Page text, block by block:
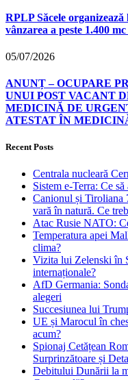
RPLP Săcele
vânzarea a peste 1.400
05/07/2026
ANUNȚ – OCUPARE
UNUI POST VACANT
MEDICINĂ DE
ATESTAT ÎN
Recent Posts
Centrala nucleară
Sistem e-Terra: Ce
Canionul și Tiroliana
vară în natură. Ce
Atac Rusie NATO:
Temperatura apei
clima?
Vizita lui Zelenski în
internaționale?
AfD Germania:
alegeri
Succesiunea lui
UE și Marocul în
acum?
Spionaj Cetățean
Surprinzătoare și
Debitului Dunării la